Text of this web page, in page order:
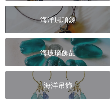
海洋風項鍊
海玻璃飾品
海洋吊飾